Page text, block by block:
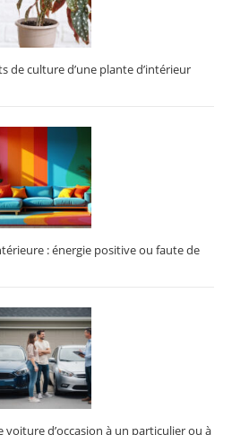
de culture d’une plante d’intérieur
: énergie positive ou faute de
d’occasion à un particulier ou à